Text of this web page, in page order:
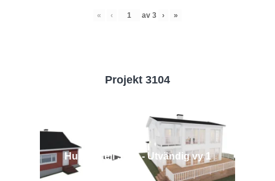
« ‹ av 3 › »
Projekt 3104
Husmodell 3104 - Utvändig vy 1